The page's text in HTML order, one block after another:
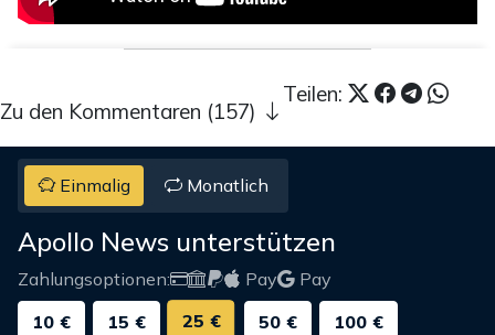
Teilen:
Zu den Kommentaren (157)
Einmalig Monatlich
Apollo News unterstützen
Zahlungsoptionen: Pay
Pay
10 €
15 € 25 € 50 € 100 €